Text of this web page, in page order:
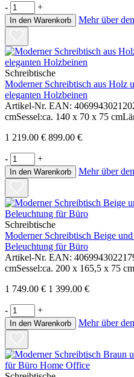
- +
In den Warenkorb Mehr über
Schreibtische
Moderner Schreibtisch aus Holz
eleganten Holzbeinen
Artikel-Nr. EAN:
cmSessel:ca. 140 x 70 x 75
1 219.00 € 899.00 €
- +
In den Warenkorb Mehr über
Schreibtische
Moderner Schreibtisch Beige
Beleuchtung für Büro
Artikel-Nr. EAN:
cmSessel:ca. 200 x 165,5 x 75
1 749.00 € 1 399.00 €
- +
In den Warenkorb Mehr über